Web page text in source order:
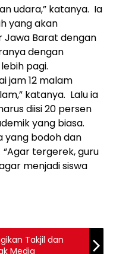
udara,” katanya. Ia
yang akan
Jawa Barat dengan
dengan
pagi.
jam 12 malam
katanya. Lalu ia
diisi 20 persen
yang biasa.
yang bodoh dan
tergerek, guru
menjadi siswa
Takjil dan
Media